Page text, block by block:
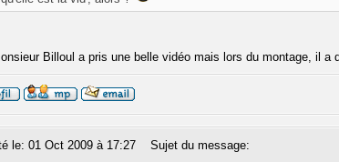
Billoul a pris une belle vidéo mais lors du montage, il a
le: 01 Oct 2009 à 17:27 Sujet du message: